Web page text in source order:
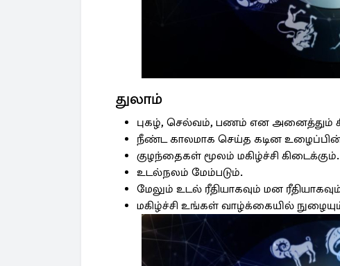
துலாம்
புகழ், செல்வம், பணம் என அனைத்தும்
நீண்ட காலமாக செய்த கடின உழைப்பின்
குழந்தைகள் மூலம் மகிழ்ச்சி கிடைக்கும்.
உடல்நலம் மேம்படும்.
மேலும் உடல் ரீதியாகவும் மன
மகிழ்ச்சி உங்கள் வாழ்க்கையில்